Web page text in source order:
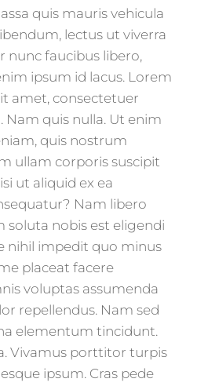
quis mauris vehicula
lectus ut viverra
nunc faucibus libero,
ipsum id lacus. Lorem
amet, consectetuer
Nam quis nulla. Ut enim
quis nostrum
ullam corporis suscipit
ut aliquid ex ea
Nam libero
soluta nobis est eligendi
nihil impedit quo minus
placeat facere
voluptas assumenda
repellendus. Nam sed
elementum tincidunt.
Vivamus porttitor turpis
ipsum. Cras pede